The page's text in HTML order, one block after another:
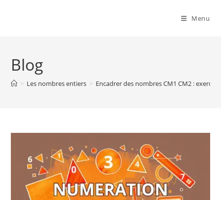
Menu
Blog
> Les nombres entiers > Encadrer des nombres CM1 CM2 :